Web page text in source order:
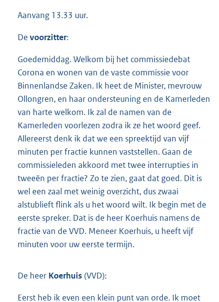
Aanvang 13.33 uur.
De voorzitter:
Goedemiddag. Welkom bij het commissiedebat
Corona en wonen van de vaste commissie voor
Binnenlandse Zaken. Ik heet de Minister, mevrouw
Ollongren, en haar ondersteuning en de Kamerleden
van harte welkom. Ik zal de namen van de
Kamerleden voorlezen zodra ik ze het woord geef.
Allereerst denk ik dat we een spreektijd van vijf
minuten per fractie kunnen vaststellen. Gaan de
commissieleden akkoord met twee interrupties in
tweeën per fractie? Zo te zien, gaat dat goed. Dit is
wel een zaal met weinig overzicht, dus zwaai
alstublieft flink als u het woord wilt. Ik begin met de
eerste spreker. Dat is de heer Koerhuis namens de
fractie van de VVD. Meneer Koerhuis, u heeft vijf
minuten voor uw eerste termijn.
De heer Koerhuis (VVD):
Eerst heb ik even een klein punt van orde. Ik moet